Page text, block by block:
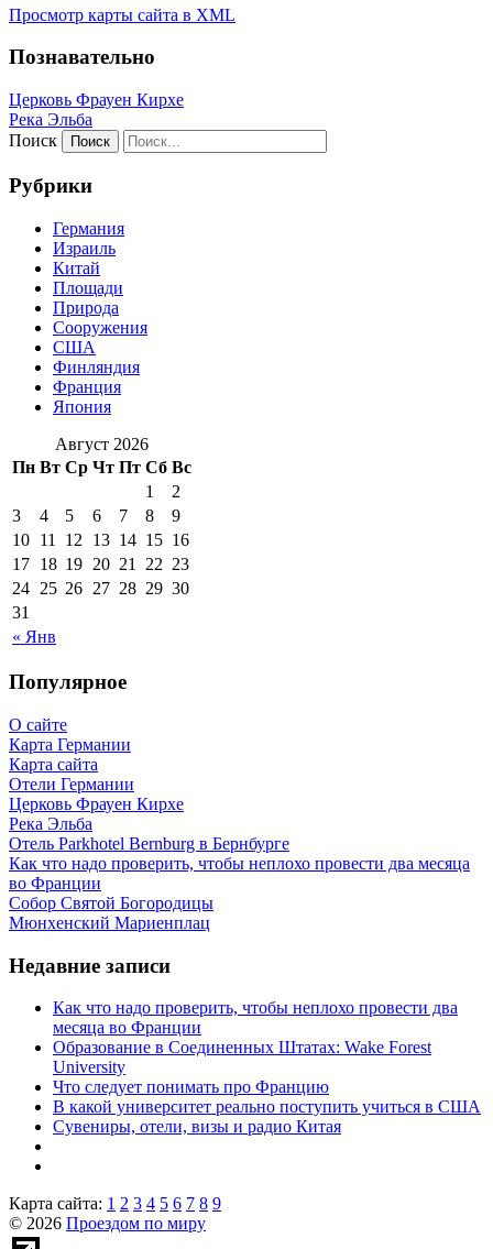
Просмотр карты сайта в XML
Познавательно
Церковь Фрауен Кирхе
Река Эльба
Поиск
Рубрики
Германия
Израиль
Китай
Площади
Природа
Сооружения
США
Финляндия
Франция
Япония
Август 2026
Пн Вт Ср Чт Пт Сб Вс
« Янв
1
2
3
4 5 6 7 8
9
10 11 12 13 14 15 16
17 18 19 20 21 22 23
24 25 26 27 28 29 30
31
Популярное
О сайте
Карта Германии
Карта сайта
Отели Германии
Церковь Фрауен Кирхе
Река Эльба
Отель Parkhotel Bernburg в Бернбурге
Как что надо проверить, чтобы неплохо провести два месяца
во Франции
Собор Святой Богородицы
Мюнхенский Мариенплац
Недавние записи
Как что надо проверить, чтобы неплохо провести два
месяца во Франции
Образование в Соединенных Штатах: Wake Forest
University
Что следует понимать про Францию
В какой университет реально поступить учиться в США
Сувениры, отели, визы и радио Китая
Карта сайта: 1 2 3 4 5 6 7 8 9
© 2026 Проездом по миру